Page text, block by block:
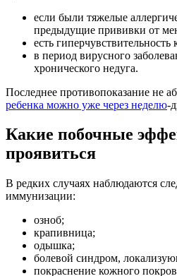
если были тяжелые
предыдущие прививки от
есть
в период вирусного
хронического недуга.
Последнее противопоказание не
ребенка можно уже через неделю-
Какие побочные
проявиться
В редких случаях наблюдаются
иммунизации:
озноб;
крапивница;
одышка;
болевой синдром,
покраснение кожного